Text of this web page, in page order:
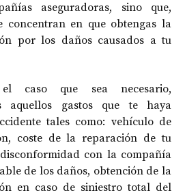
aseguradoras, sino que,
concentran en que obtengas la
por los daños causados a tu
caso que sea necesario,
aquellos gastos que te haya
tales como: vehículo de
coste de la reparación de tu
con la compañía
de los daños, obtención de la
en caso de siniestro total del